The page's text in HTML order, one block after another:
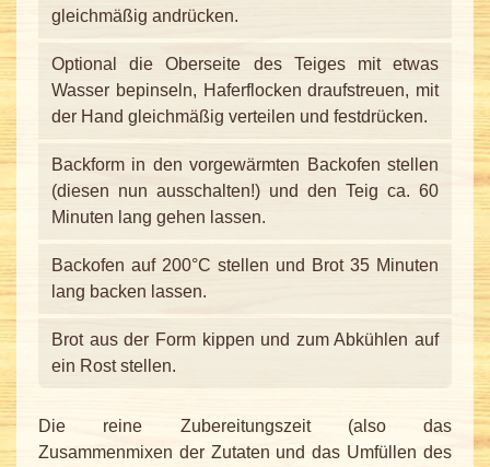
gleichmäßig andrücken.
Optional die Oberseite des Teiges mit etwas
Wasser bepinseln, Haferflocken draufstreuen, mit
der Hand gleichmäßig verteilen und festdrücken.
Backform in den vorgewärmten Backofen stellen
(diesen nun ausschalten!) und den Teig ca. 60
Minuten lang gehen lassen.
Backofen auf 200°C stellen und Brot 35 Minuten
lang backen lassen.
Brot aus der Form kippen und zum Abkühlen auf
ein Rost stellen.
Die reine Zubereitungszeit (also das
Zusammenmixen der Zutaten und das Umfüllen des